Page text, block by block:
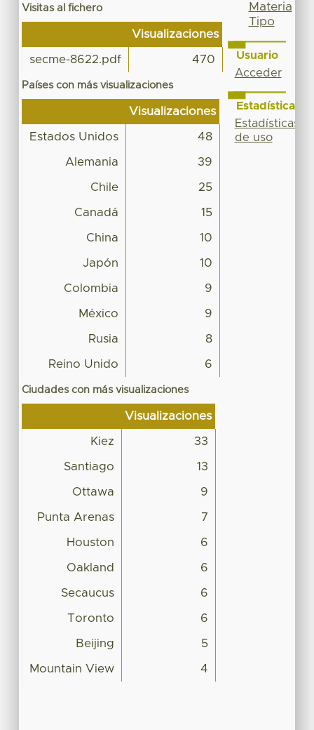
Visitas al fichero
Visualizaciones
secme-8622.pdf 470
Países con más visualizaciones
Visualizaciones
Estados Unidos 48
Alemania 39
Chile 25
Canadá 15
China 10
Japón 10
Colombia 9
México 9
Rusia 8
Reino Unido 6
Ciudades con más visualizaciones
Visualizaciones
Kiez 33
Santiago 13
Ottawa 9
Punta Arenas 7
Houston 6
Oakland 6
Secaucus 6
Toronto 6
Beijing 5
Mountain View 4
Materia
Tipo
Usuario
Acceder
Estadísticas
Estadísticas
de uso